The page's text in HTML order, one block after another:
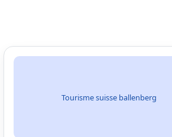
Tourisme suisse ballenberg